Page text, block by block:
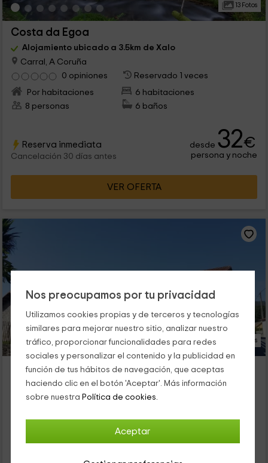
Nos preocupamos por tu privacidad
Utilizamos cookies propias y de terceros y tecnologías
similares para mejorar nuestro sitio, analizar nuestro
tráfico, proporcionar funcionalidades para redes
sociales y personalizar el contenido y la publicidad en
función de tus hábitos de navegación, que aceptas
haciendo clic en el botón 'Aceptar'. Más información
sobre nuestra Política de cookies.
Aceptar
13 Fotos
Costa da Egoa
Alojamiento ubicado a 3.5km de Xalo
Carral, A Coruña
0 opiniones
Reservado 1 veces
Por habitaciones
6 habitaciones
8 personas
6 baños
Reserva inmediata
Cancelación 30 días antes
desde 32€
persona y noche
VER OFERTA
16 Fotos
Casa da Paioca
Alojamiento ubicado a 4.1km de Xalo
Carral, A Coruña
6 habitaciones
12 personas
6 baños